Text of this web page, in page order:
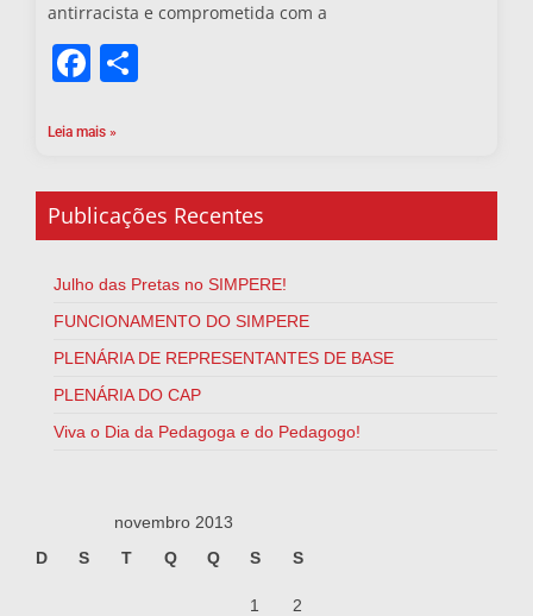
antirracista e comprometida com a
Facebook
Leia mais »
Publicações Recentes
Julho das Pretas no SIMPERE!
FUNCIONAMENTO DO SIMPERE
PLENÁRIA DE REPRESENTANTES DE BASE
PLENÁRIA DO CAP
Viva o Dia da Pedagoga e do Pedagogo!
novembro 2013
D
S T Q Q S S
1 2